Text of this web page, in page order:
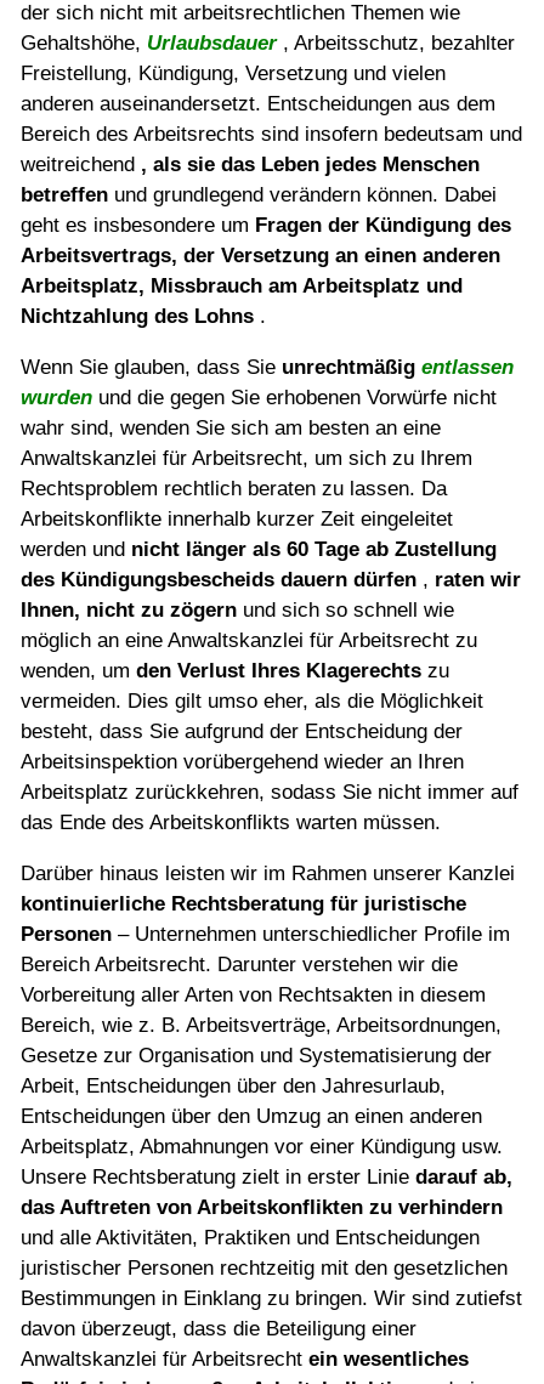
der sich nicht mit arbeitsrechtlichen Themen wie
Gehaltshöhe, Urlaubsdauer, Arbeitsschutz, bezahlter
Freistellung, Kündigung, Versetzung und vielen
anderen auseinandersetzt. Entscheidungen aus dem
Bereich des Arbeitsrechts sind insofern bedeutsam und
weitreichend , als sie das Leben jedes Menschen
betreffen und grundlegend verändern können. Dabei
geht es insbesondere um Fragen der Kündigung des
Arbeitsvertrags, der Versetzung an einen anderen
Arbeitsplatz, Missbrauch am Arbeitsplatz und
Nichtzahlung des Lohns .
Wenn Sie glauben, dass Sie unrechtmäßig entlassen
wurden und die gegen Sie erhobenen Vorwürfe nicht
wahr sind, wenden Sie sich am besten an eine
Anwaltskanzlei für Arbeitsrecht, um sich zu Ihrem
Rechtsproblem rechtlich beraten zu lassen. Da
Arbeitskonflikte innerhalb kurzer Zeit eingeleitet
werden und nicht länger als 60 Tage ab Zustellung
des Kündigungsbescheids dauern dürfen , raten wir
Ihnen, nicht zu zögern und sich so schnell wie
möglich an eine Anwaltskanzlei für Arbeitsrecht zu
wenden, um den Verlust Ihres Klagerechts zu
vermeiden. Dies gilt umso eher, als die Möglichkeit
besteht, dass Sie aufgrund der Entscheidung der
Arbeitsinspektion vorübergehend wieder an Ihren
Arbeitsplatz zurückkehren, sodass Sie nicht immer auf
das Ende des Arbeitskonflikts warten müssen.
Darüber hinaus leisten wir im Rahmen unserer Kanzlei
kontinuierliche Rechtsberatung für juristische
Personen – Unternehmen unterschiedlicher Profile im
Bereich Arbeitsrecht. Darunter verstehen wir die
Vorbereitung aller Arten von Rechtsakten in diesem
Bereich, wie z. B. Arbeitsverträge, Arbeitsordnungen,
Gesetze zur Organisation und Systematisierung der
Arbeit, Entscheidungen über den Jahresurlaub,
Entscheidungen über den Umzug an einen anderen
Arbeitsplatz, Abmahnungen vor einer Kündigung usw.
Unsere Rechtsberatung zielt in erster Linie darauf ab,
das Auftreten von Arbeitskonflikten zu verhindern
und alle Aktivitäten, Praktiken und Entscheidungen
juristischer Personen rechtzeitig mit den gesetzlichen
Bestimmungen in Einklang zu bringen. Wir sind zutiefst
davon überzeugt, dass die Beteiligung einer
Anwaltskanzlei für Arbeitsrecht ein wesentliches